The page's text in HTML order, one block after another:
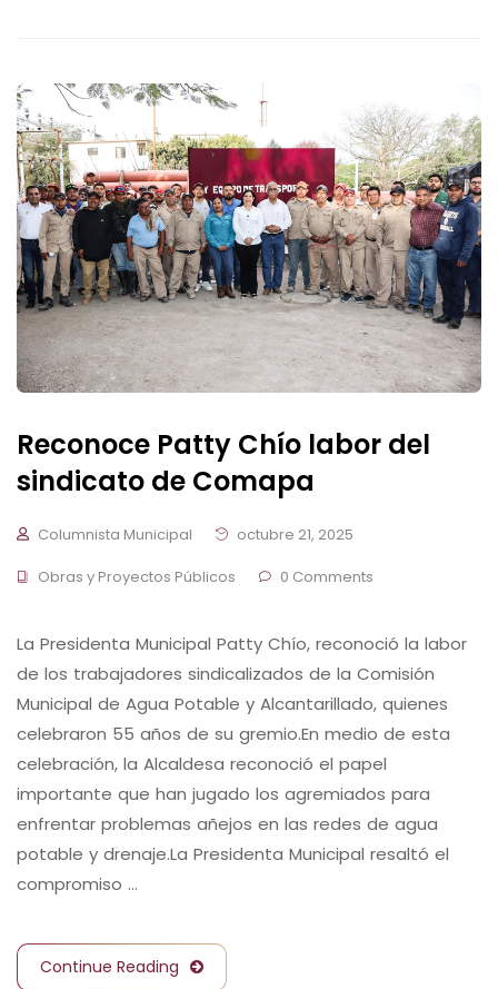
Reconoce Patty Chío labor del
sindicato de Comapa
Columnista Municipal
octubre 21, 2025
Obras y Proyectos Públicos
0 Comments
La Presidenta Municipal Patty Chío, reconoció la labor
de los trabajadores sindicalizados de la Comisión
Municipal de Agua Potable y Alcantarillado, quienes
celebraron 55 años de su gremio.En medio de esta
celebración, la Alcaldesa reconoció el papel
importante que han jugado los agremiados para
enfrentar problemas añejos en las redes de agua
potable y drenaje.La Presidenta Municipal resaltó el
compromiso …
Continue Reading